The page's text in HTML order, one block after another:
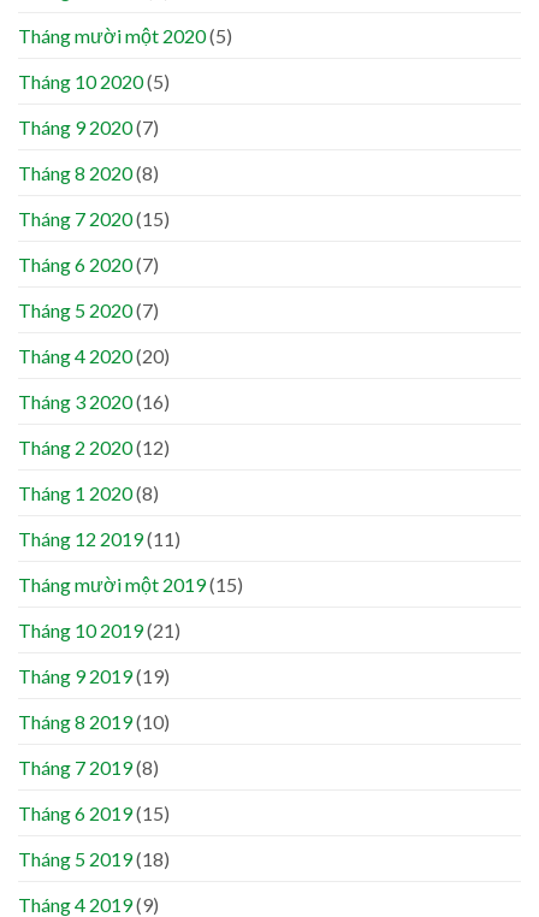
Tháng mười một 2020(5)
Tháng 10 2020(5)
Tháng 9 2020(7)
Tháng 8 2020(8)
Tháng 7 2020(15)
Tháng 6 2020(7)
Tháng 5 2020(7)
Tháng 4 2020(20)
Tháng 3 2020(16)
Tháng 2 2020(12)
Tháng 1 2020(8)
Tháng 12 2019(11)
Tháng mười một 2019(15)
Tháng 10 2019(21)
Tháng 9 2019(19)
Tháng 8 2019(10)
Tháng 7 2019(8)
Tháng 6 2019(15)
Tháng 5 2019(18)
Tháng 4 2019(9)